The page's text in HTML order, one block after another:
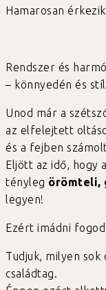
Hamarosan
Rendszer és
– könnyedén és
Unod már a
az elfelejtett
és a fejben
Eljött az idő, hogy
tényleg örömteli,
legyen!
Ezért imádni
Tudjuk, milyen
családtag.